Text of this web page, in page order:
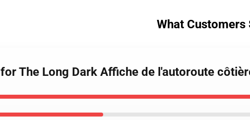
What Customers
The Long Dark Affiche de l'autoroute